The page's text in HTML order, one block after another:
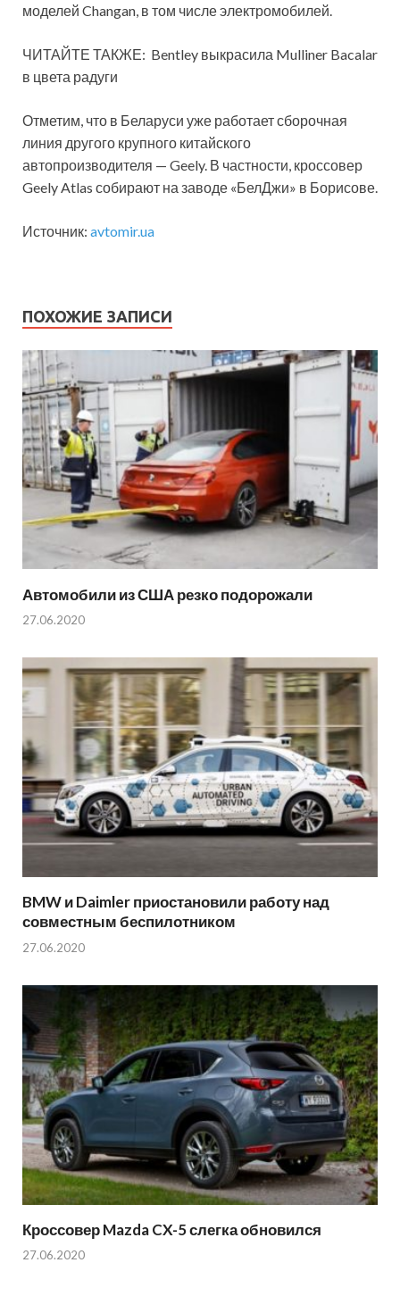
моделей Changan, в том числе электромобилей.
ЧИТАЙТЕ ТАКЖЕ: Bentley выкрасила Mulliner Bacalar
в цвета радуги
Отметим, что в Беларуси уже работает сборочная
линия другого крупного китайского
автопроизводителя — Geely. В частности, кроссовер
Geely Atlas собирают на заводе «БелДжи» в Борисове.
Источник: avtomir.ua
ПОХОЖИЕ ЗАПИСИ
Автомобили из США резко подорожали
27.06.2020
BMW и Daimler приостановили работу над
совместным беспилотником
27.06.2020
Кроссовер Mazda CX-5 слегка обновился
27.06.2020